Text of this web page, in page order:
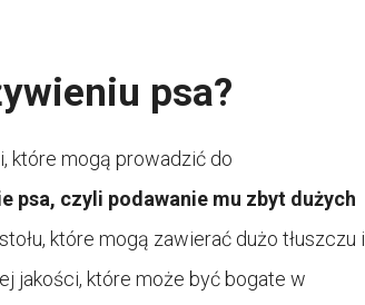
psa?
które mogą prowadzić do
psa, czyli podawanie mu zbyt dużych
które mogą zawierać dużo tłuszczu i
jakości, które może być bogate w